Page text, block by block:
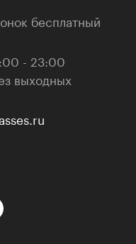
бесплатный
- 23:00
выходных